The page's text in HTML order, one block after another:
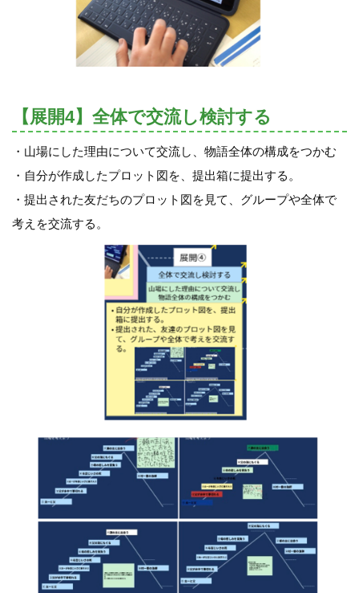
【展開4】全体で交流し検討する
・山場にした理由について交流し、物語全体の構成をつかむ
・自分が作成したプロット図を、提出箱に提出する。
・提出された友だちのプロット図を見て、グループや全体で
考えを交流する。